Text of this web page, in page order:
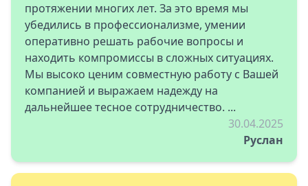
протяжении многих лет. За это время мы
убедились в профессионализме, умении
оперативно решать рабочие вопросы и
находить компромиссы в сложных ситуациях.
Мы высоко ценим совместную работу с Вашей
компанией и выражаем надежду на
дальнейшее тесное сотрудничество. ...
30.04.2025
Руслан